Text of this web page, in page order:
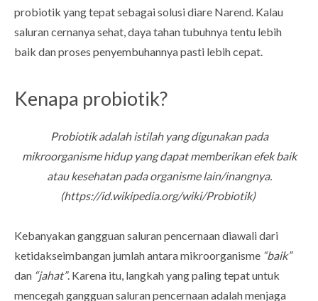
probiotik yang tepat sebagai solusi diare Narend. Kalau
saluran cernanya sehat, daya tahan tubuhnya tentu lebih
baik dan proses penyembuhannya pasti lebih cepat.
Kenapa probiotik?
Probiotik adalah istilah yang digunakan pada
mikroorganisme hidup yang dapat memberikan efek baik
atau kesehatan pada organisme lain/inangnya.
(https://id.wikipedia.org/wiki/Probiotik)
Kebanyakan gangguan saluran pencernaan diawali dari
ketidakseimbangan jumlah antara mikroorganisme “baik”
dan “jahat”. Karena itu, langkah yang paling tepat untuk
mencegah gangguan saluran pencernaan adalah menjaga